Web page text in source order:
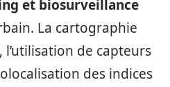
et biosurveillance
La cartographie
de capteurs
des indices